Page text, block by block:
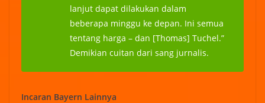
lanjut dapat dilakukan dalam
beberapa minggu ke depan. Ini semua
tentang harga – dan [Thomas] Tuchel.”
Demikian cuitan dari sang jurnalis.
Incaran Bayern Lainnya